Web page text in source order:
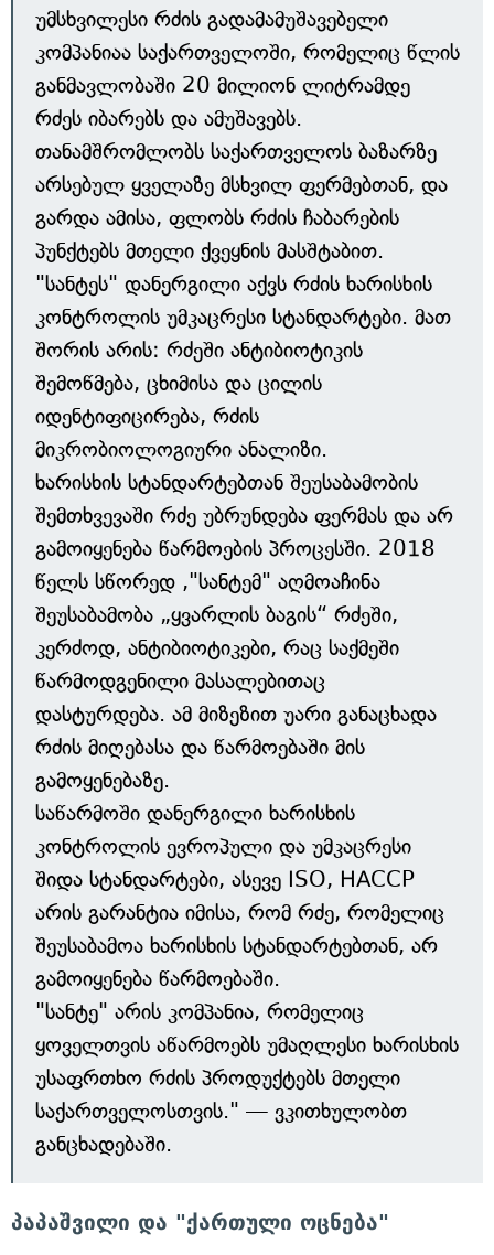
უმსხვილესი რძის გადამამუშავებელი
კომპანიაა საქართველოში, რომელიც წლის
განმავლობაში 20 მილიონ ლიტრამდე
რძეს იბარებს და ამუშავებს.
თანამშრომლობს საქართველოს ბაზარზე
არსებულ ყველაზე მსხვილ ფერმებთან, და
გარდა ამისა, ფლობს რძის ჩაბარების
პუნქტებს მთელი ქვეყნის მასშტაბით.
"სანტეს" დანერგილი აქვს რძის ხარისხის
კონტროლის უმკაცრესი სტანდარტები. მათ
შორის არის: რძეში ანტიბიოტიკის
შემოწმება, ცხიმისა და ცილის
იდენტიფიცირება, რძის
მიკრობიოლოგიური ანალიზი.
ხარისხის სტანდარტებთან შეუსაბამობის
შემთხვევაში რძე უბრუნდება ფერმას და არ
გამოიყენება წარმოების პროცესში. 2018
წელს სწორედ ,"სანტემ" აღმოაჩინა
შეუსაბამობა „ყვარლის ბაგის“ რძეში,
კერძოდ, ანტიბიოტიკები, რაც საქმეში
წარმოდგენილი მასალებითაც
დასტურდება. ამ მიზეზით უარი განაცხადა
რძის მიღებასა და წარმოებაში მის
გამოყენებაზე.
საწარმოში დანერგილი ხარისხის
კონტროლის ევროპული და უმკაცრესი
შიდა სტანდარტები, ასევე ISO, HACCP
არის გარანტია იმისა, რომ რძე, რომელიც
შეუსაბამოა ხარისხის სტანდარტებთან, არ
გამოიყენება წარმოებაში.
"სანტე" არის კომპანია, რომელიც
ყოველთვის აწარმოებს უმაღლესი ხარისხის
უსაფრთხო რძის პროდუქტებს მთელი
საქართველოსთვის." — ვკითხულობთ
განცხადებაში.
პაპაშვილი და "ქართული ოცნება"